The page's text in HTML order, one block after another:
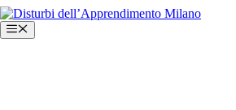
Vai
al
contenuto
Menu